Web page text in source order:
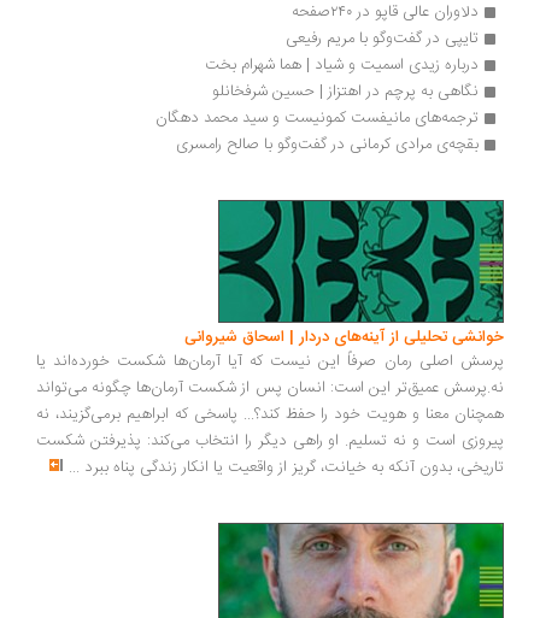
دلاوران عالی قاپو در ۲۴۰صفحه
تایپی در گفت‌وگو با مریم رفیعی
درباره زیدی اسمیت و شیاد | هما شهرام بخت
نگاهی به پرچم در اهتزاز | حسین شرفخانلو
ترجمه‌های مانیفست کمونیست و سید محمد دهگان
بقچه‌ی مرادی کرمانی در گفت‌وگو با صالح رامسری
تحلیلی از آینه‌های دردار | اسحاق شیروانی
اصلی رمان صرفاً این نیست که آیا آرمان‌ها شکست خورده‌اند یا
عمیق‌تر این است: انسان پس از شکست آرمان‌ها چگونه می‌تواند
معنا و هویت خود را حفظ کند؟... پاسخی که ابراهیم برمی‌گزیند، نه
است و نه تسلیم. او راهی دیگر را انتخاب می‌کند: پذیرفتن شکست
بدون آنکه به خیانت، گریز از واقعیت یا انکار زندگی پناه ببرد...